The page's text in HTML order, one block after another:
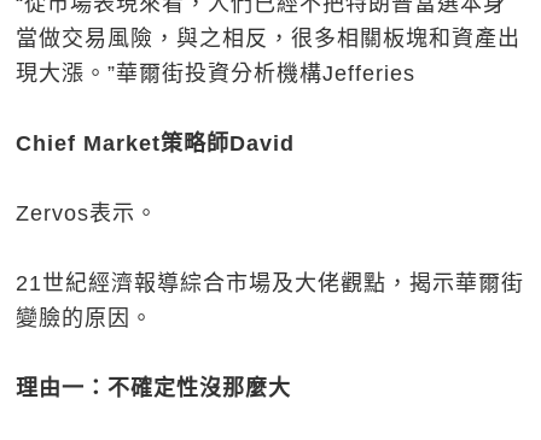
當做交易風險，與之相反，很多相關板塊和資產出
現大漲。”華爾街投資分析機構Jefferies
Chief Market策略師David
Zervos表示。
21世紀經濟報導綜合市場及大佬觀點，揭示華爾街
變臉的原因。
理由一：不確定性沒那麼大